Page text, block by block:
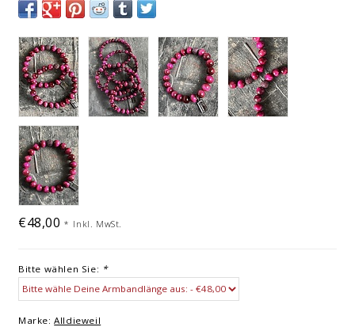
€48,00* Inkl. MwSt.
Bitte wählen Sie: *
Marke: Alldieweil